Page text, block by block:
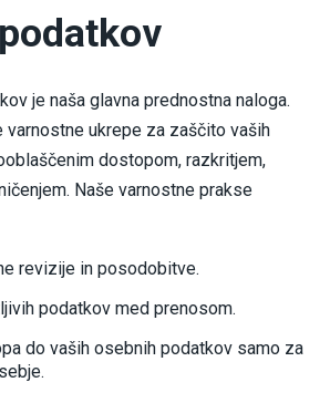
je naša glavna prednostna naloga.
varnostne ukrepe za zaščito vaših
dostopom, razkritjem,
Naše varnostne prakse
revizije in posodobitve.
podatkov med prenosom.
do vaših osebnih podatkov samo za